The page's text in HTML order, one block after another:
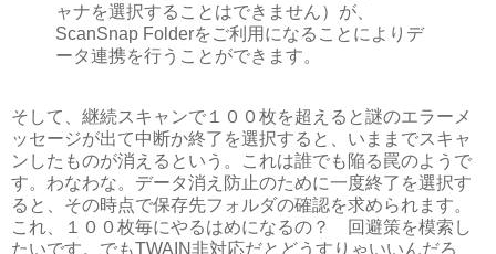
ャナを選択することはできません）が、
ScanSnap Folderをご利用になることによりデ
ータ連携を行うことができます。
そして、継続スキャンで１００枚を超えると謎のエラーメ
ッセージが出て中断か終了を選択すると、いままでスキャ
ンしたものが消えるという。これは誰でも陥る罠のようで
す。わなわな。データ消え防止のために一度終了を選択す
ると、その時点で保存先フォルダの確認を求められます。
これ、１００枚毎にやるはめになるの？ 回避策を模索し
たいです。でもTWAIN非対応だとどうすりゃいいんだろ